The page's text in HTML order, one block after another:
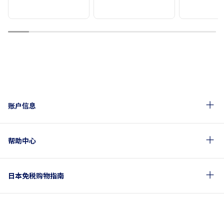
1 2 3 4 5 6 7 8 9 10
账户信息
帮助中心
日本免税购物指南